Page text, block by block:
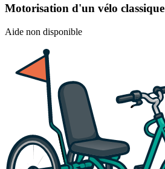
Motorisation d'un vélo classique
Aide non disponible